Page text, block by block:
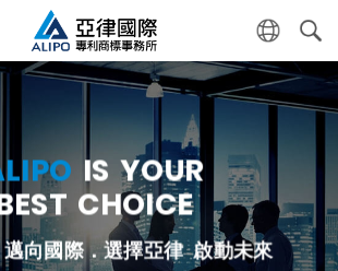
LIPO IS YOUR
EST CHOICE
邁向國際．選擇亞律 啟動未來
術研發 專利保護
保護智權 ． 致勝關鍵
牌布局 商標先行
亞律為您 開創新局
的品牌 更多的可 能
選事務所 = 挑品質